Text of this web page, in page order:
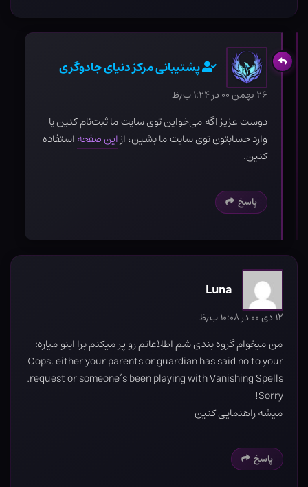
پشتیبانی مرکز دنیای جادوگری
۲۶ بهمن ۰۰ در ۱:۲۴ ب٫ظ
دوست عزیز اگه می‌خواین توی سایت ما ثبت‌نام کنین یا
وارد حسابتون توی سایت ما بشین، ازاین صفحهاستفاده
کنین.
پاسخ
Luna
۱۲ دی ۰۰ در ۱۰:۰۸ ب٫ظ
من میخوام گروه بندی شم اطلاعاتم رو پر میکنم برا اینو میاره:
Oops, either your parents or guardian has said no to your
request or someone’s been playing with Vanishing Spells.
Sorry!
میشه راهنمایی کنین
پاسخ